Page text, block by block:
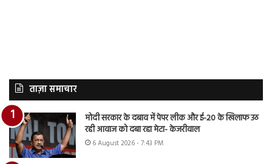
ताज़ा समाचार
मोदी सरकार के दबाव में पेपर लीक और ई-20 के खिलाफ उठ
रही आवाज को दबा रहा मेटा- केजरीवाल
6 August 2026 - 7:43 PM